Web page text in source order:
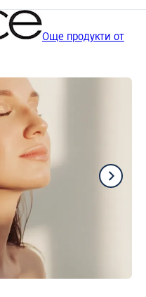
Още продукти от